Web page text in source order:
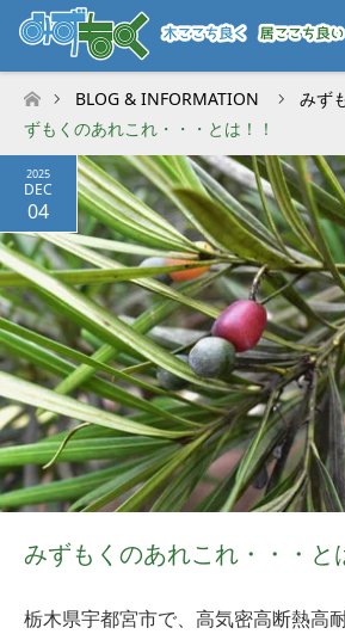
ホーム
BLOG & INFORMATION みず
ずもくのあれこれ・・・とは！！
2025
DEC
04
みずもくのあれこれ・・・と
栃木県宇都宮市で、高気密高断熱高